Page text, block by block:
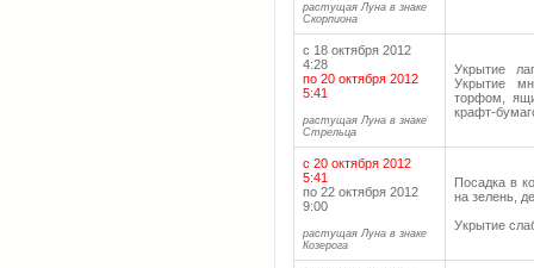
растущая Луна в знаке
Скорпиона
с 18 октября 2012
4:28
по 20 октября 2012
5:41
растущая Луна в знаке
Стрельца
Укрытие
Укрытие
торфом,
крафт-
с 20 октября 2012
5:41
по 22 октября 2012
9:00
растущая Луна в знаке
Козерога
Посадка в
на зелень,
Укрытие